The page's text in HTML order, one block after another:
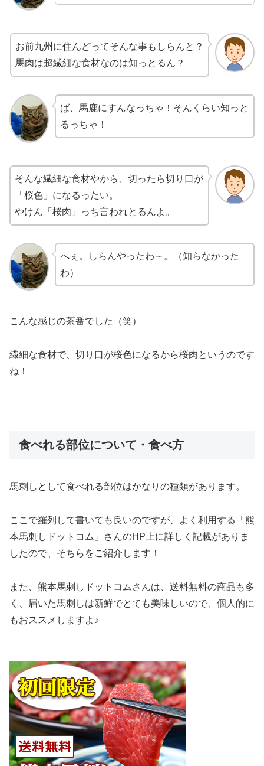
お前九州に住んどってそんな事もしらんと？
馬肉は超繊細な食材なのは知っとるん？
ば、馬鹿にすんなっちゃ！そんくらい知っと
るっちゃ！
そんな繊細な食材やから、切ったら切り口が
「桜色」になるったい。
やけん「桜肉」っち言われとるんよ。
へぇ。しらんやったわ～。（知らなかった
わ）
こんな感じの茶番でした（笑）
繊細な食材で、切り口が桜色になるから桜肉というのです
ね！
食べれる部位について・食べ方
馬刺しとして食べれる部位はかなりの種類があります。
ここで羅列して書いても良いのですが、よく利用する「熊
本馬刺しドットコム」さんのHP上に詳しく記載がありま
したので、そちらをご紹介します！
また、熊本馬刺しドットコムさんは、送料無料の商品も多
く、届いた馬刺しは新鮮でとても美味しいので、個人的に
もおススメしますよ♪